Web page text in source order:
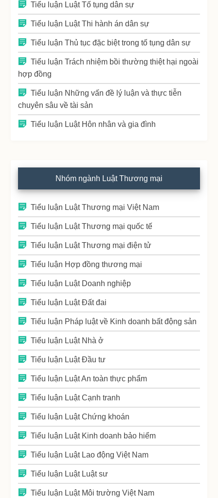
Tiểu luận Luật Tố tụng dân sự
Tiểu luận Luật Thi hành án dân sự
Tiểu luận Thủ tục đặc biệt trong tố tụng dân sự
Tiểu luận Trách nhiệm bồi thường thiệt hại ngoài
hợp đồng
Tiểu luận Những vấn đề lý luận và thực tiễn
chuyên sâu về tài sản
Tiểu luận Luật Hôn nhân và gia đình
Nhóm ngành Luật Thương mại
Tiểu luận Luật Thương mại Việt Nam
Tiểu luận Luật Thương mại quốc tế
Tiểu luận Luật Thương mại điện tử
Tiểu luận Hợp đồng thương mại
Tiểu luận Luật Doanh nghiệp
Tiểu luận Luật Đất đai
Tiểu luận Pháp luật về Kinh doanh bất động sản
Tiểu luận Luật Nhà ở
Tiểu luận Luật Đầu tư
Tiểu luận Luật An toàn thực phẩm
Tiểu luận Luật Cạnh tranh
Tiểu luận Luật Chứng khoán
Tiểu luận Luật Kinh doanh bảo hiểm
Tiểu luận Luật Lao động Việt Nam
Tiểu luận Luật Luật sư
Tiểu luận Luật Môi trường Việt Nam